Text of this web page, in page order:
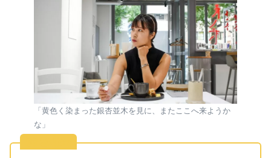
「黄色く染まった銀杏並木を見に、またここへ来ようか
な」